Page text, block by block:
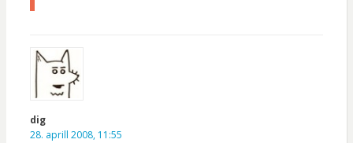
dig
28. aprill 2008, 11:55